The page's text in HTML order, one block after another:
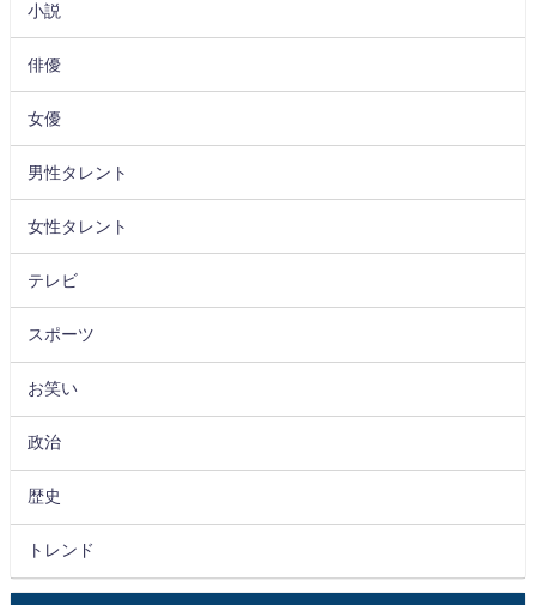
小説
俳優
女優
男性タレント
女性タレント
テレビ
スポーツ
お笑い
政治
歴史
トレンド